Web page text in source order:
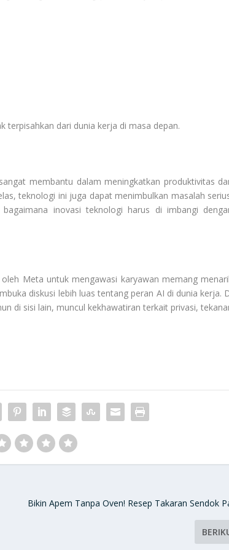
terpisahkan dari dunia kerja di masa depan.
membantu dalam meningkatkan produktivitas
teknologi ini juga dapat menimbulkan masalah
inovasi teknologi harus di imbangi
Meta untuk mengawasi karyawan memang
diskusi lebih luas tentang peran AI di dunia kerja.
di sisi lain, muncul kekhawatiran terkait privasi,
Bikin Apem Tanpa Oven! Resep Takaran Sendok